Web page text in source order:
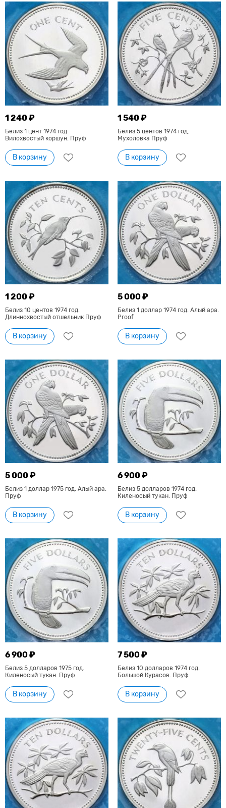
1 240 ₽
Белиз 1 цент 1974 год.
Вилохвостый коршун. Пруф
В корзину
1 540 ₽
Белиз 5 центов 1974 год.
Мухоловка Пруф
В корзину
1 200 ₽
Белиз 10 центов 1974 год.
Длиннохвостый отшельник Пруф
В корзину
5 000 ₽
Белиз 1 доллар 1974 год. Алый ара.
Proof
В корзину
5 000 ₽
Белиз 1 доллар 1975 год. Алый ара.
Пруф
В корзину
6 900 ₽
Белиз 5 долларов 1974 год.
Киленосый тукан. Пруф
В корзину
6 900 ₽
Белиз 5 долларов 1975 год.
Киленосый тукан. Пруф
В корзину
7 500 ₽
Белиз 10 долларов 1974 год.
Большой Курасов. Пруф
В корзину